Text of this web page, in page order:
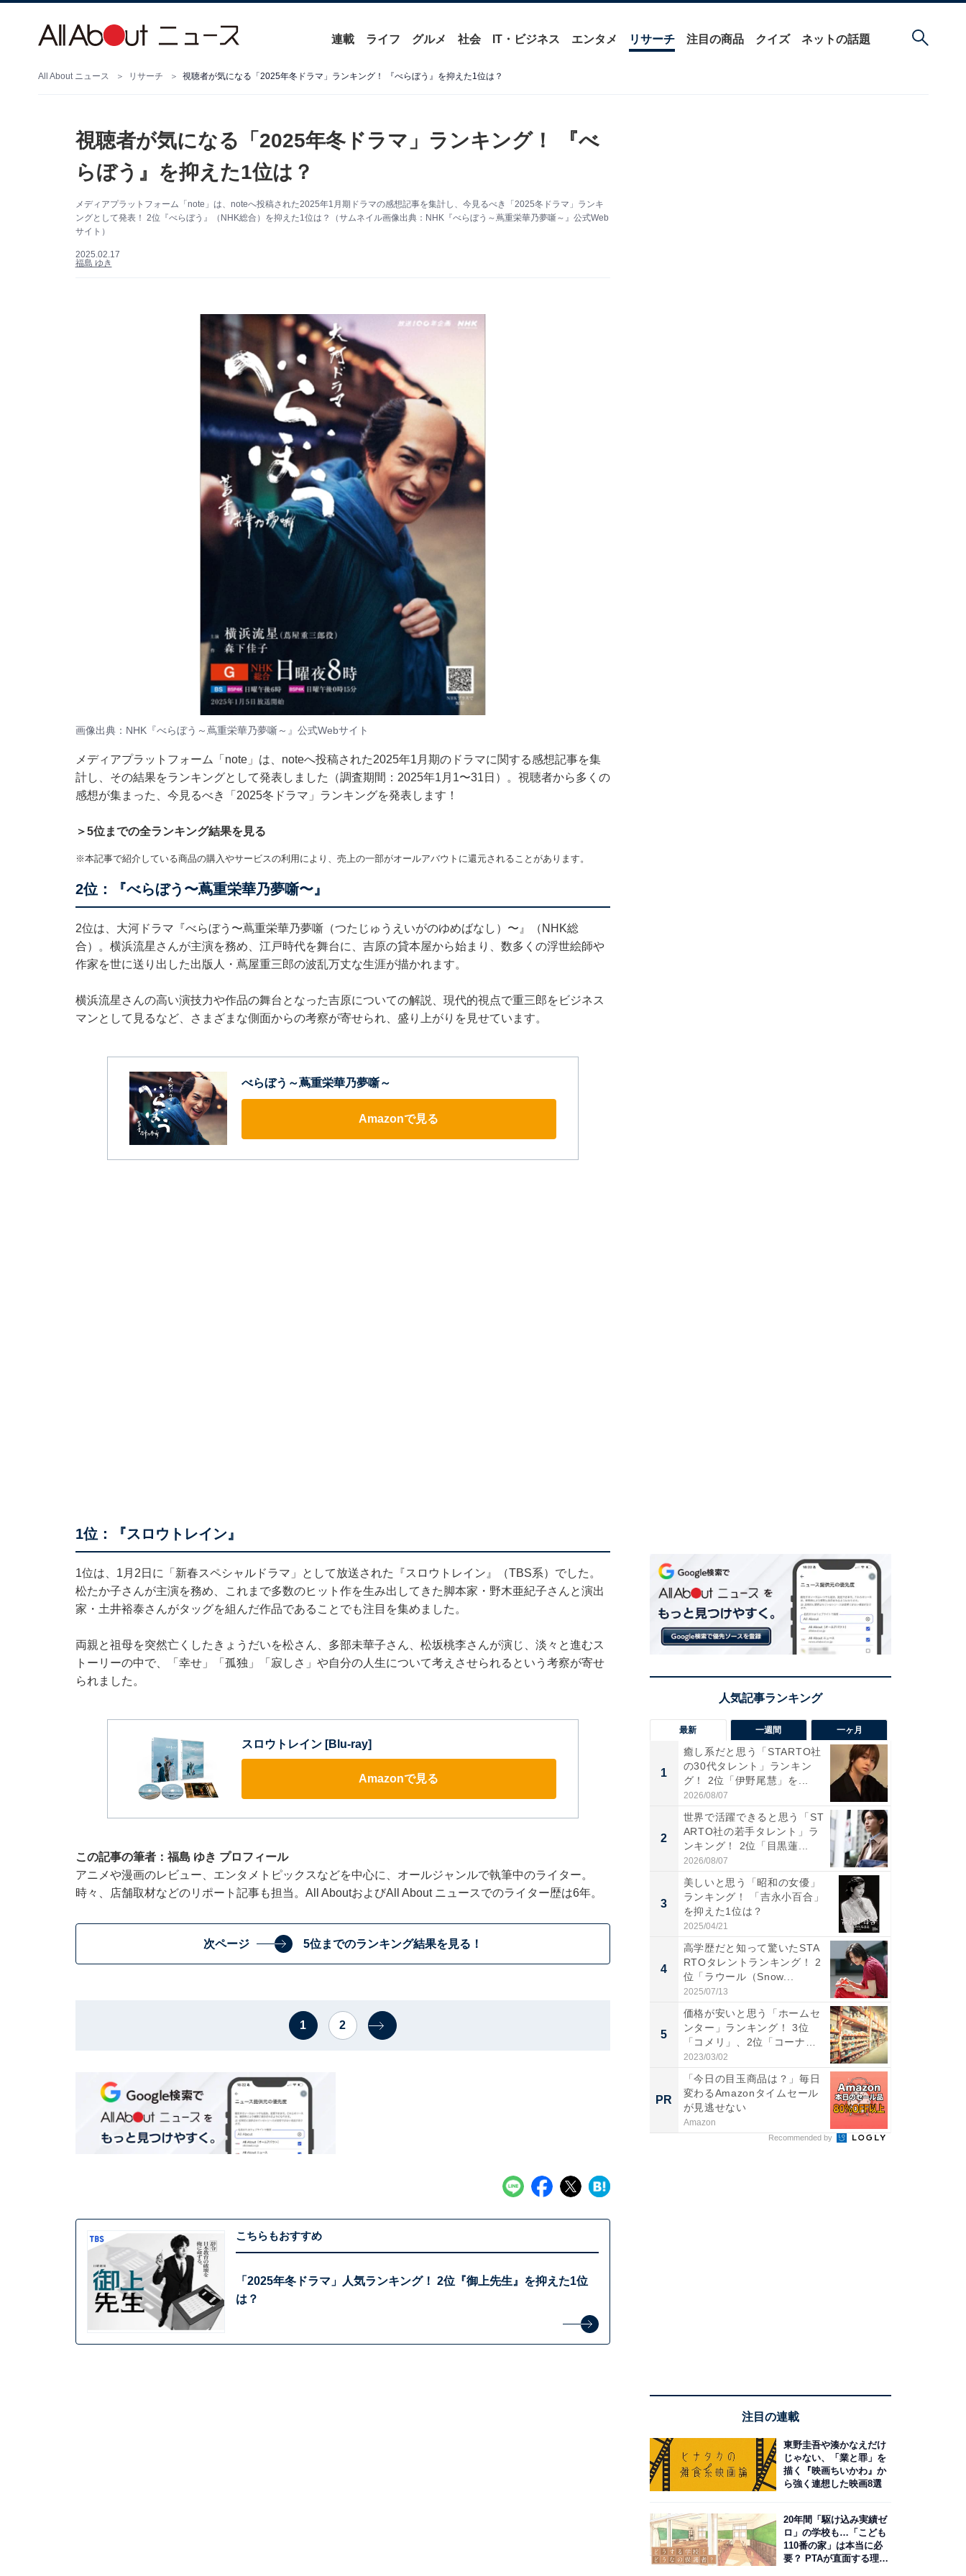
連載 ライフ グルメ 社会 IT・ビジネス エンタメ リサーチ 注目の商品 クイズ ネットの話題
All About ニュース リサーチ 視聴者が気になる「2025年冬ドラマ」ランキング！ 『べらぼう』を抑えた1位は？
視聴者が気になる「2025年冬ドラマ」ランキング！ 『べ
らぼう』を抑えた1位は？
メディアプラットフォーム「note」は、noteへ投稿された2025年1月期ドラマの感想記事を集計し、今見るべき「2025冬ドラマ」ランキ
ングとして発表！ 2位『べらぼう』（NHK総合）を抑えた1位は？（サムネイル画像出典：NHK『べらぼう～蔦重栄華乃夢噺～』公式Web
サイト）
2025.02.17
福島 ゆき
画像出典：NHK『べらぼう～蔦重栄華乃夢噺～』 公式Webサイト
メディアプラットフォーム「note」は、noteへ投稿された2025年1月期のドラマに関する感想記事を集
計し、その結果をランキングとして発表しました（調査期間：2025年1月1〜31日）。視聴者から多くの
感想が集まった、今見るべき「2025冬ドラマ」ランキングを発表します！
＞5位までの全ランキング結果を見る
※本記事で紹介している商品の購入やサービスの利用により、売上の一部がオールアバウトに還元されることがあります。
2位：『べらぼう〜蔦重栄華乃夢噺〜』
2位は、大河ドラマ『べらぼう〜蔦重栄華乃夢噺（つたじゅうえいがのゆめばなし）〜』（NHK総
合）。横浜流星さんが主演を務め、江戸時代を舞台に、吉原の貸本屋から始まり、数多くの浮世絵師や
作家を世に送り出した出版人・蔦屋重三郎の波乱万丈な生涯が描かれます。
横浜流星さんの高い演技力や作品の舞台となった吉原についての解説、現代的視点で重三郎をビジネス
マンとして見るなど、さまざまな側面からの考察が寄せられ、盛り上がりを見せています。
べらぼう～蔦重栄華乃夢噺～
Amazonで見る
1位：『スロウトレイン』
1位は、1月2日に「新春スペシャルドラマ」として放送された『スロウトレイン』（TBS系）でした。
松たか子さんが主演を務め、これまで多数のヒット作を生み出してきた脚本家・野木亜紀子さんと演出
家・土井裕泰さんがタッグを組んだ作品であることでも注目を集めました。
両親と祖母を突然亡くしたきょうだいを松さん、多部未華子さん、松坂桃李さんが演じ、淡々と進むス
トーリーの中で、「幸せ」「孤独」「寂しさ」や自分の人生について考えさせられるという考察が寄せ
られました。
スロウトレイン [Blu-ray]
Amazonで見る
この記事の筆者：福島 ゆき プロフィール
アニメや漫画のレビュー、エンタメトピックスなどを中心に、オールジャンルで執筆中のライター。
時々、店舗取材などのリポート記事も担当。All AboutおよびAll About ニュースでのライター歴は6年。
次ページ 5位までのランキング結果を見る！
1 2
こちらもおすすめ
「2025年冬ドラマ」人気ランキング！ 2位『御上先生』を抑えた1位
は？
最新 一週間 一ヶ月
1
癒し系だと思う「STARTO社
の30代タレント」ランキン
グ！ 2位「伊野尾慧」を...
2026/08/07
2
世界で活躍できると思う「ST
ARTO社の若手タレント」ラ
ンキング！ 2位「目黒蓮...
2026/08/07
3
美しいと思う「昭和の女優」
ランキング！ 「吉永小百合」
を抑えた1位は？
2025/04/21
4
高学歴だと知って驚いたSTA
RTOタレントランキング！ 2
位「ラウール（Snow...
2025/07/13
5
価格が安いと思う「ホームセ
ンター」ランキング！ 3位
「コメリ」、2位「コーナ
ン」...
2023/03/02
PR
「今日の目玉商品は？」毎日
変わるAmazonタイムセール
が見逃せない
Amazon
Recommended by
注目の連載
東野圭吾や湊かなえだけ
じゃない、「業と罪」を
描く『映画ちいかわ』か
ら強く連想した映画8選
20年間「駆け込み実績ゼ
ロ」の学校も…「こども
110番の家」は本当に必
要？ PTAが直面する理想